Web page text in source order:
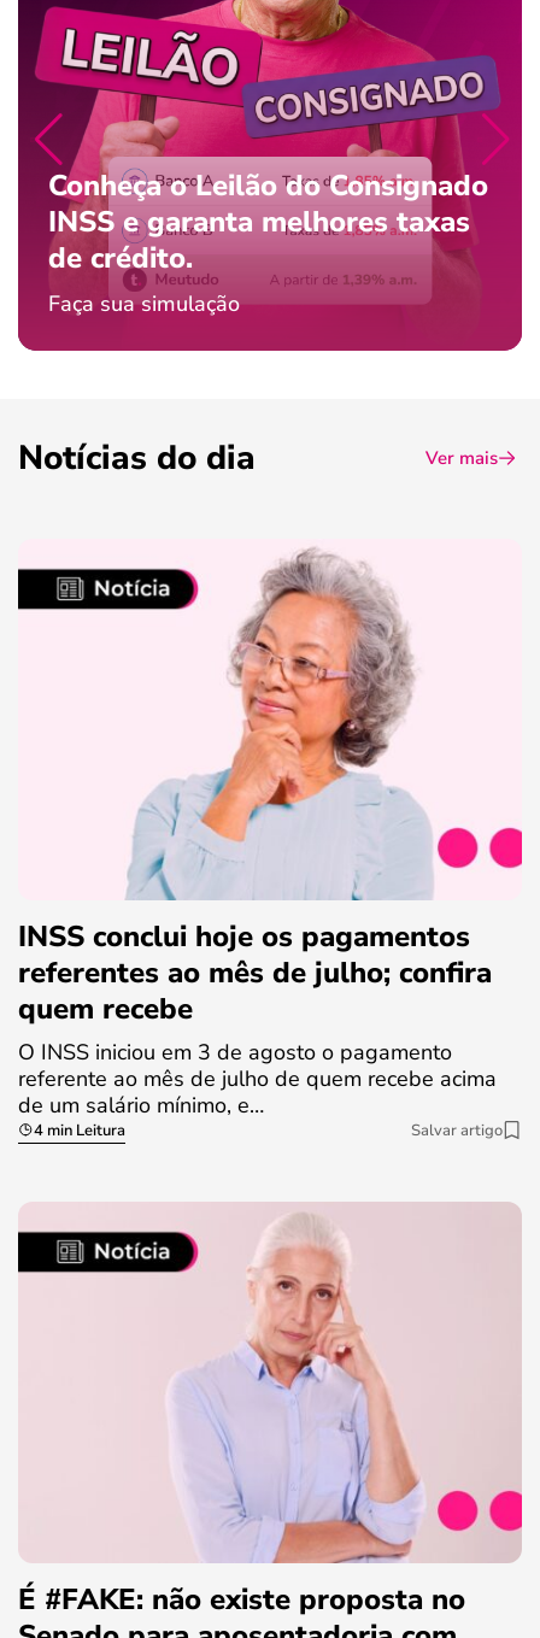
Conheça o Leilão do Consignado
INSS e garanta melhores taxas
de crédito.
Faça sua simulação
Notícias do dia Ver mais
INSS conclui hoje os pagamentos
referentes ao mês de julho; confira
quem recebe
O INSS iniciou em 3 de agosto o pagamento
referente ao mês de julho de quem recebe acima
de um salário mínimo, e…
4 min Leitura Salvar artigo
É #FAKE: não existe proposta no